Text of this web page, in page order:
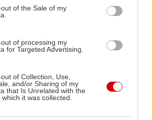
of the Sale of my
of processing my
for Targeted Advertising.
of Collection, Use,
and/or Sharing of my
that Is Unrelated with the
it was collected.
για την θεραπεία με IVF είναι
καλής ποιότητας ωαρίων
και η παρουσία κατάλληλων
από τον άνδρα. Στην
από τα δύο δεν είναι
το ενδεχόμενο της δωρεάς
Η διαδικασία της
είναι απαιτητική,